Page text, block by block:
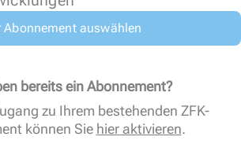
Abonnement auswählen
bereits ein Abonnement?
zu Ihrem bestehenden ZFK-
können Sie hier aktivieren.